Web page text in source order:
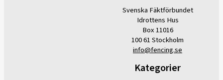
Svenska Fäktförbundet
Idrottens Hus
Box 11016
100 61 Stockholm
info@fencing.se
Kategorier